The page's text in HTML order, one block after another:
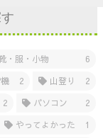
・服・小物
6
2 山登り
2
2 パソコン
2
やってよかった 1